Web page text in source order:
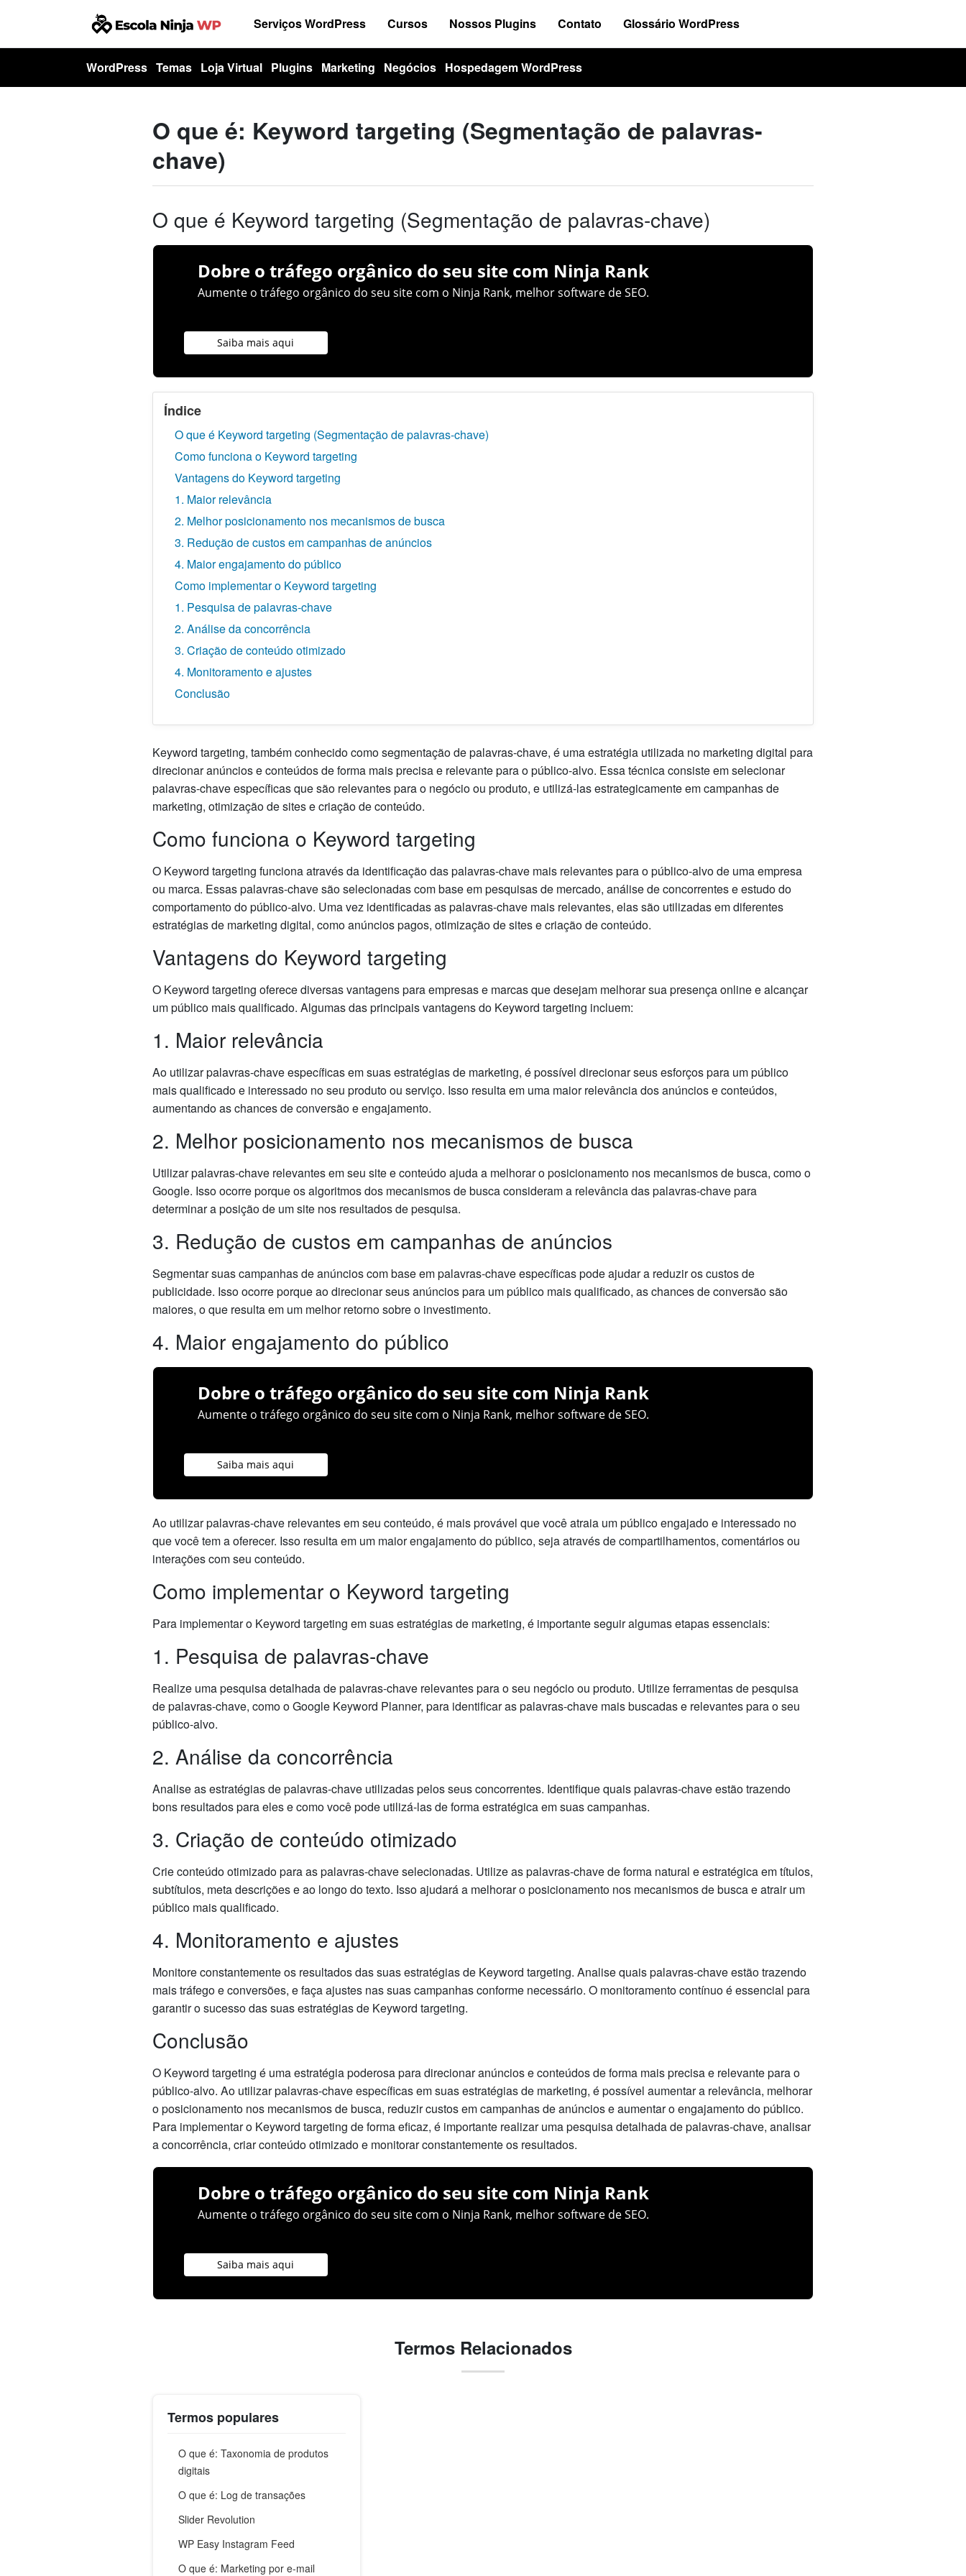
Serviços WordPress Cursos Nossos Plugins Contato Glossário WordPress
WordPress Temas Loja Virtual Plugins Marketing Negócios Hospedagem WordPress
O que é: Keyword targeting (Segmentação de palavras-
chave)
O que é Keyword targeting (Segmentação de palavras-chave)
Dobre o tráfego orgânico do seu site com Ninja Rank
Aumente o tráfego orgânico do seu site com o Ninja Rank, melhor software de SEO.
Saiba mais aqui
Índice
O que é Keyword targeting (Segmentação de palavras-chave)
Como funciona o Keyword targeting
Vantagens do Keyword targeting
1. Maior relevância
2. Melhor posicionamento nos mecanismos de busca
3. Redução de custos em campanhas de anúncios
4. Maior engajamento do público
Como implementar o Keyword targeting
1. Pesquisa de palavras-chave
2. Análise da concorrência
3. Criação de conteúdo otimizado
4. Monitoramento e ajustes
Conclusão
Keyword targeting, também conhecido como segmentação de palavras-chave, é uma estratégia utilizada no marketing digital para
direcionar anúncios e conteúdos de forma mais precisa e relevante para o público-alvo. Essa técnica consiste em selecionar
palavras-chave específicas que são relevantes para o negócio ou produto, e utilizá-las estrategicamente em campanhas de
marketing, otimização de sites e criação de conteúdo.
Como funciona o Keyword targeting
O Keyword targeting funciona através da identificação das palavras-chave mais relevantes para o público-alvo de uma empresa
ou marca. Essas palavras-chave são selecionadas com base em pesquisas de mercado, análise de concorrentes e estudo do
comportamento do público-alvo. Uma vez identificadas as palavras-chave mais relevantes, elas são utilizadas em diferentes
estratégias de marketing digital, como anúncios pagos, otimização de sites e criação de conteúdo.
Vantagens do Keyword targeting
O Keyword targeting oferece diversas vantagens para empresas e marcas que desejam melhorar sua presença online e alcançar
um público mais qualificado. Algumas das principais vantagens do Keyword targeting incluem:
1. Maior relevância
Ao utilizar palavras-chave específicas em suas estratégias de marketing, é possível direcionar seus esforços para um público
mais qualificado e interessado no seu produto ou serviço. Isso resulta em uma maior relevância dos anúncios e conteúdos,
aumentando as chances de conversão e engajamento.
2. Melhor posicionamento nos mecanismos de busca
Utilizar palavras-chave relevantes em seu site e conteúdo ajuda a melhorar o posicionamento nos mecanismos de busca, como o
Google. Isso ocorre porque os algoritmos dos mecanismos de busca consideram a relevância das palavras-chave para
determinar a posição de um site nos resultados de pesquisa.
3. Redução de custos em campanhas de anúncios
Segmentar suas campanhas de anúncios com base em palavras-chave específicas pode ajudar a reduzir os custos de
publicidade. Isso ocorre porque ao direcionar seus anúncios para um público mais qualificado, as chances de conversão são
maiores, o que resulta em um melhor retorno sobre o investimento.
4. Maior engajamento do público
Dobre o tráfego orgânico do seu site com Ninja Rank
Aumente o tráfego orgânico do seu site com o Ninja Rank, melhor software de SEO.
Saiba mais aqui
Ao utilizar palavras-chave relevantes em seu conteúdo, é mais provável que você atraia um público engajado e interessado no
que você tem a oferecer. Isso resulta em um maior engajamento do público, seja através de compartilhamentos, comentários ou
interações com seu conteúdo.
Como implementar o Keyword targeting
Para implementar o Keyword targeting em suas estratégias de marketing, é importante seguir algumas etapas essenciais:
1. Pesquisa de palavras-chave
Realize uma pesquisa detalhada de palavras-chave relevantes para o seu negócio ou produto. Utilize ferramentas de pesquisa
de palavras-chave, como o Google Keyword Planner, para identificar as palavras-chave mais buscadas e relevantes para o seu
público-alvo.
2. Análise da concorrência
Analise as estratégias de palavras-chave utilizadas pelos seus concorrentes. Identifique quais palavras-chave estão trazendo
bons resultados para eles e como você pode utilizá-las de forma estratégica em suas campanhas.
3. Criação de conteúdo otimizado
Crie conteúdo otimizado para as palavras-chave selecionadas. Utilize as palavras-chave de forma natural e estratégica em títulos,
subtítulos, meta descrições e ao longo do texto. Isso ajudará a melhorar o posicionamento nos mecanismos de busca e atrair um
público mais qualificado.
4. Monitoramento e ajustes
Monitore constantemente os resultados das suas estratégias de Keyword targeting. Analise quais palavras-chave estão trazendo
mais tráfego e conversões, e faça ajustes nas suas campanhas conforme necessário. O monitoramento contínuo é essencial para
garantir o sucesso das suas estratégias de Keyword targeting.
Conclusão
O Keyword targeting é uma estratégia poderosa para direcionar anúncios e conteúdos de forma mais precisa e relevante para o
público-alvo. Ao utilizar palavras-chave específicas em suas estratégias de marketing, é possível aumentar a relevância, melhorar
o posicionamento nos mecanismos de busca, reduzir custos em campanhas de anúncios e aumentar o engajamento do público.
Para implementar o Keyword targeting de forma eficaz, é importante realizar uma pesquisa detalhada de palavras-chave, analisar
a concorrência, criar conteúdo otimizado e monitorar constantemente os resultados.
Dobre o tráfego orgânico do seu site com Ninja Rank
Aumente o tráfego orgânico do seu site com o Ninja Rank, melhor software de SEO.
Saiba mais aqui
Termos Relacionados
Termos populares
O que é: Taxonomia de produtos
digitais
O que é: Log de transações
Slider Revolution
WP Easy Instagram Feed
O que é: Marketing por e-mail